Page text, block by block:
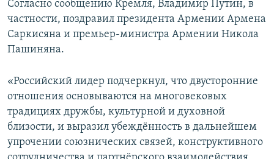
Согласно сообщению Кремля, Владимир Путин, в
частности, поздравил президента Армении Армена
Саркисяна и премьер-министра Армении Никола
Пашиняна.
«Российский лидер подчеркнул, что двусторонние
отношения основываются на многовековых
традициях дружбы, культурной и духовной
близости, и выразил убеждённость в дальнейшем
упрочении союзнических связей, конструктивного